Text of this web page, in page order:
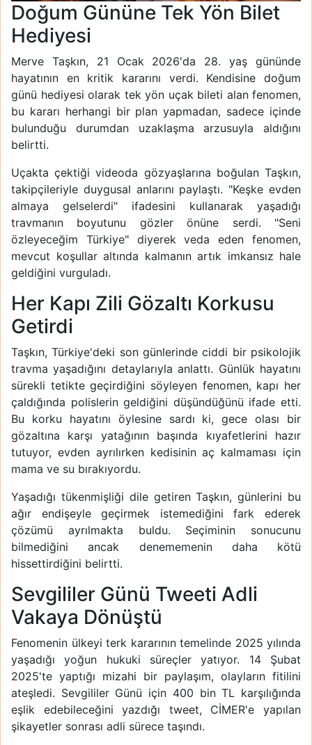
Doğum Gününe Tek Yön Bilet
Hediyesi
Merve Taşkın, 21 Ocak 2026'da 28. yaş gününde
hayatının en kritik kararını verdi. Kendisine doğum
günü hediyesi olarak tek yön uçak bileti alan fenomen,
bu kararı herhangi bir plan yapmadan, sadece içinde
bulunduğu durumdan uzaklaşma arzusuyla aldığını
belirtti.
Uçakta çektiği videoda gözyaşlarına boğulan Taşkın,
takipçileriyle duygusal anlarını paylaştı. "Keşke evden
almaya gelselerdi" ifadesini kullanarak yaşadığı
travmanın boyutunu gözler önüne serdi. "Seni
özleyeceğim Türkiye" diyerek veda eden fenomen,
mevcut koşullar altında kalmanın artık imkansız hale
geldiğini vurguladı.
Her Kapı Zili Gözaltı Korkusu
Getirdi
Taşkın, Türkiye'deki son günlerinde ciddi bir psikolojik
travma yaşadığını detaylarıyla anlattı. Günlük hayatını
sürekli tetikte geçirdiğini söyleyen fenomen, kapı her
çaldığında polislerin geldiğini düşündüğünü ifade etti.
Bu korku hayatını öylesine sardı ki, gece olası bir
gözaltına karşı yatağının başında kıyafetlerini hazır
tutuyor, evden ayrılırken kedisinin aç kalmaması için
mama ve su bırakıyordu.
Yaşadığı tükenmişliği dile getiren Taşkın, günlerini bu
ağır endişeyle geçirmek istemediğini fark ederek
çözümü ayrılmakta buldu. Seçiminin sonucunu
bilmediğini ancak denememenin daha kötü
hissettirdiğini belirtti.
Sevgililer Günü Tweeti Adli
Vakaya Dönüştü
Fenomenin ülkeyi terk kararının temelinde 2025 yılında
yaşadığı yoğun hukuki süreçler yatıyor. 14 Şubat
2025'te yaptığı mizahi bir paylaşım, olayların fitilini
ateşledi. Sevgililer Günü için 400 bin TL karşılığında
eşlik edebileceğini yazdığı tweet, CİMER'e yapılan
şikayetler sonrası adli sürece taşındı.